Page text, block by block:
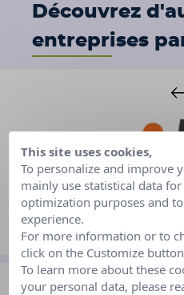
Découvrez
entreprises
EXTIA
This site uses cookies,
To personalize and improve
mainly use statistical data
optimization purposes and
experience.
For more information or to
click on the Customize
To learn more about these
your personal data, please